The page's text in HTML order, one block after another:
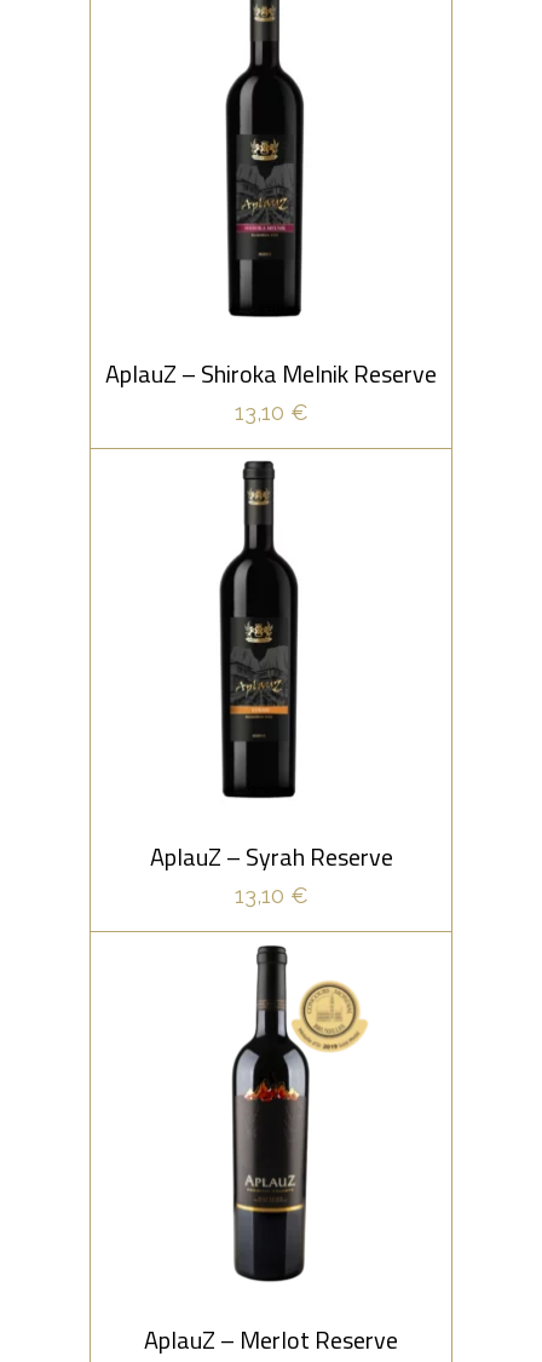
ČERVENÉ , OCENENÉ VÍNA
AplauZ – Shiroka Melnik Reserve
Čerstvé víno so sladkou arómou jahôd,
višní a tabaku. Stredné telo s korenistými
bylinkami a príchuťou sladkej vanilky.
PRIDAŤ DO KOŠÍKA
AplauZ – Shiroka Melnik Reserve
13,10 €
ČERVENÉ
AplauZ – Syrah Reserve
Farba tmavého granátu. Aróma plná
korenia, čierneho čaju, likéru z čierneho
bobuľového ovocia a zemitých tónov.
karamelu a sušeného ovocia s dlhým
PRIDAŤ DO KOŠÍKA
AplauZ – Syrah Reserve
13,10 €
ČERVENÉ,OCENENÉ VÍNA
AplauZ – Merlot Reserve
Prosíme aplauz! Vynikajúca práca vinárov,
ktorej výsledkom je víno s najvyšším
ocenením – ZLATOU MEDAILOU z
Bruxelles 2019, stojí za potlesk!
PRIDAŤ DO KOŠÍKA
AplauZ – Merlot Reserve